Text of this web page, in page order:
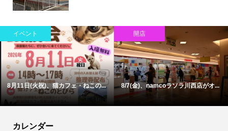
イベント
8月11日(火祝)、猫カフェ・ねこの...
開店
8/7(金)、namcoラソラ川西店がオ...
カレンダー